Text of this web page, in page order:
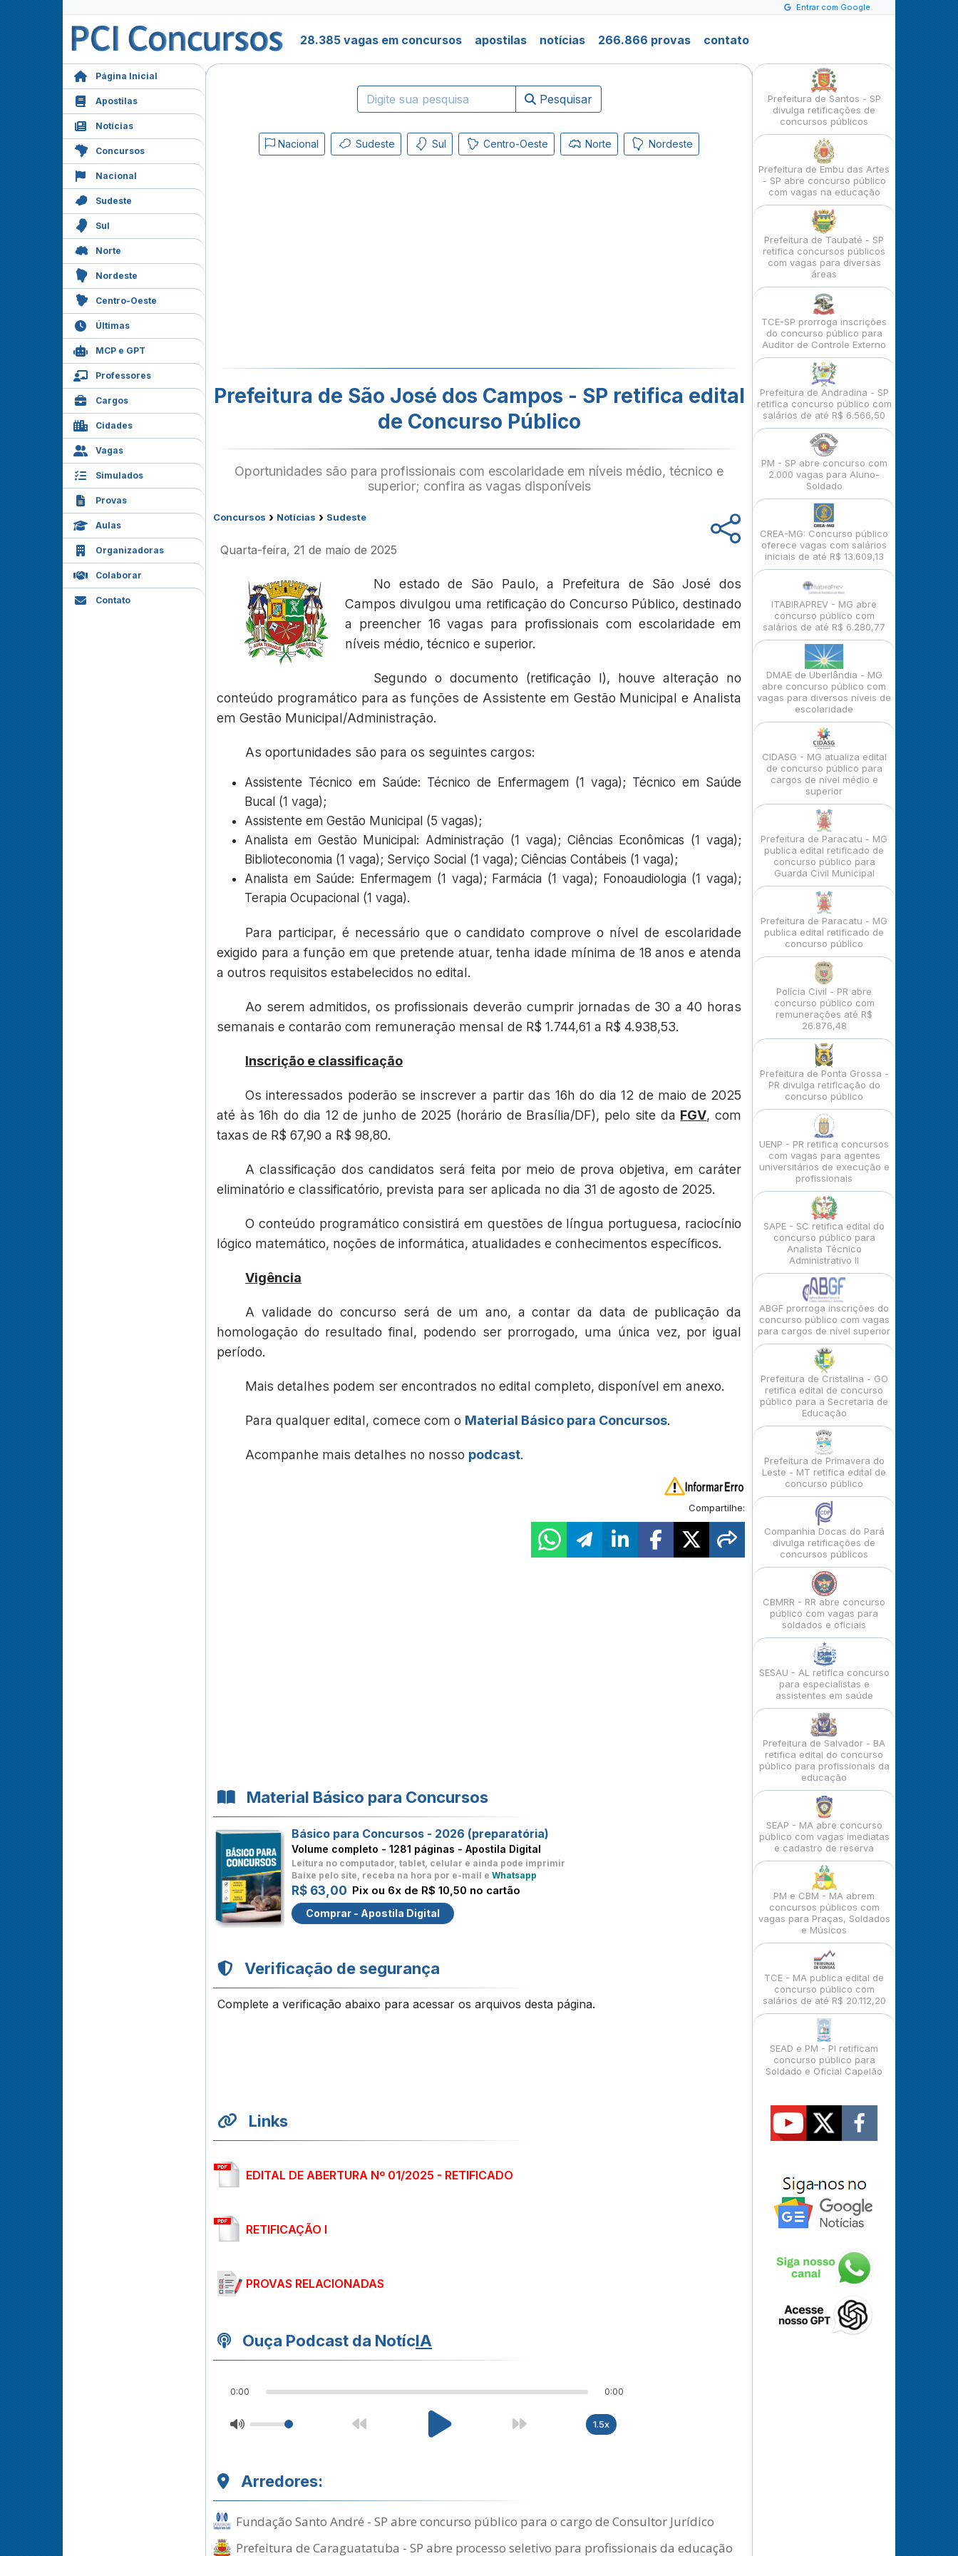
Entrar com Google
28.385 vagas em concursos apostilas notícias 266.866 provas contato
Página Inicial
Apostilas
Notícias
Concursos
Nacional
Sudeste
Sul
Norte
Nordeste
Centro-Oeste
Últimas
MCP e GPT
Professores
Cargos
Cidades
Vagas
Simulados
Provas
Aulas
Organizadoras
Colaborar
Contato
Pesquisar
Nacional Sudeste Sul Centro-Oeste Norte Nordeste
Prefeitura de São José dos Campos - SP retifica edital
de Concurso Público
Oportunidades são para profissionais com escolaridade em níveis médio, técnico e
superior; confira as vagas disponíveis
Concursos › Notícias › Sudeste
Quarta-feira, 21 de maio de 2025
No estado de São Paulo, a Prefeitura de São José dos
Campos divulgou uma retificação do Concurso Público, destinado
a preencher 16 vagas para profissionais com escolaridade em
níveis médio, técnico e superior.
Segundo o documento (retificação I), houve alteração no
conteúdo programático para as funções de Assistente em Gestão Municipal e Analista
em Gestão Municipal/Administração.
As oportunidades são para os seguintes cargos:
Assistente Técnico em Saúde: Técnico de Enfermagem (1 vaga); Técnico em Saúde
Bucal (1 vaga);
Assistente em Gestão Municipal (5 vagas);
Analista em Gestão Municipal: Administração (1 vaga); Ciências Econômicas (1 vaga);
Biblioteconomia (1 vaga); Serviço Social (1 vaga); Ciências Contábeis (1 vaga);
Analista em Saúde: Enfermagem (1 vaga); Farmácia (1 vaga); Fonoaudiologia (1 vaga);
Terapia Ocupacional (1 vaga).
Para participar, é necessário que o candidato comprove o nível de escolaridade
exigido para a função em que pretende atuar, tenha idade mínima de 18 anos e atenda
a outros requisitos estabelecidos no edital.
Ao serem admitidos, os profissionais deverão cumprir jornadas de 30 a 40 horas
semanais e contarão com remuneração mensal de R$ 1.744,61 a R$ 4.938,53.
Inscrição e classificação
Os interessados poderão se inscrever a partir das 16h do dia 12 de maio de 2025
até às 16h do dia 12 de junho de 2025 (horário de Brasília/DF), pelo site da FGV, com
taxas de R$ 67,90 a R$ 98,80.
A classificação dos candidatos será feita por meio de prova objetiva, em caráter
eliminatório e classificatório, prevista para ser aplicada no dia 31 de agosto de 2025.
O conteúdo programático consistirá em questões de língua portuguesa, raciocínio
lógico matemático, noções de informática, atualidades e conhecimentos específicos.
Vigência
A validade do concurso será de um ano, a contar da data de publicação da
homologação do resultado final, podendo ser prorrogado, uma única vez, por igual
período.
Mais detalhes podem ser encontrados no edital completo, disponível em anexo.
Para qualquer edital, comece com o Material Básico para Concursos.
Acompanhe mais detalhes no nosso podcast.
Compartilhe:
Material Básico para Concursos
Básico para Concursos - 2026 (preparatória)
Volume completo - 1281 páginas - Apostila Digital
Leitura no computador, tablet, celular e ainda pode imprimir
Baixe pelo site, receba na hora por e-mail e Whatsapp
R$ 63,00 Pix ou 6x de R$ 10,50 no cartão
Comprar - Apostila Digital
Verificação de segurança
Complete a verificação abaixo para acessar os arquivos desta página.
Links
EDITAL DE ABERTURA Nº 01/2025 - RETIFICADO
RETIFICAÇÃO I
PROVAS RELACIONADAS
Ouça Podcast da NotícIA
0:00 0:00
1.5x
Arredores:
Fundação Santo André - SP abre concurso público para o cargo de Consultor Jurídico
Prefeitura de Caraguatatuba - SP abre processo seletivo para profissionais da educação
Prefeitura de Santos - SP
divulga retificações de
concursos públicos
Prefeitura de Embu das Artes
- SP abre concurso público
com vagas na educação
Prefeitura de Taubaté - SP
retifica concursos públicos
com vagas para diversas
áreas
TCE-SP prorroga inscrições
do concurso público para
Auditor de Controle Externo
Prefeitura de Andradina - SP
retifica concurso público com
salários de até R$ 6.566,50
PM - SP abre concurso com
2.000 vagas para Aluno-
Soldado
CREA-MG: Concurso público
oferece vagas com salários
iniciais de até R$ 13.609,13
ITABIRAPREV - MG abre
concurso público com
salários de até R$ 6.280,77
DMAE de Uberlândia - MG
abre concurso público com
vagas para diversos níveis de
escolaridade
CIDASG - MG atualiza edital
de concurso público para
cargos de nível médio e
superior
Prefeitura de Paracatu - MG
publica edital retificado de
concurso público para
Guarda Civil Municipal
Prefeitura de Paracatu - MG
publica edital retificado de
concurso público
Polícia Civil - PR abre
concurso público com
remunerações até R$
26.876,48
Prefeitura de Ponta Grossa -
PR divulga retificação do
concurso público
UENP - PR retifica concursos
com vagas para agentes
universitários de execução e
profissionais
SAPE - SC retifica edital do
concurso público para
Analista Técnico
Administrativo II
ABGF prorroga inscrições do
concurso público com vagas
para cargos de nível superior
Prefeitura de Cristalina - GO
retifica edital de concurso
público para a Secretaria de
Educação
Prefeitura de Primavera do
Leste - MT retifica edital de
concurso público
Companhia Docas do Pará
divulga retificações de
concursos públicos
CBMRR - RR abre concurso
público com vagas para
soldados e oficiais
SESAU - AL retifica concurso
para especialistas e
assistentes em saúde
Prefeitura de Salvador - BA
retifica edital do concurso
público para profissionais da
educação
SEAP - MA abre concurso
público com vagas imediatas
e cadastro de reserva
PM e CBM - MA abrem
concursos públicos com
vagas para Praças, Soldados
e Músicos
TCE - MA publica edital de
concurso público com
salários de até R$ 20.112,20
SEAD e PM - PI retificam
concurso público para
Soldado e Oficial Capelão